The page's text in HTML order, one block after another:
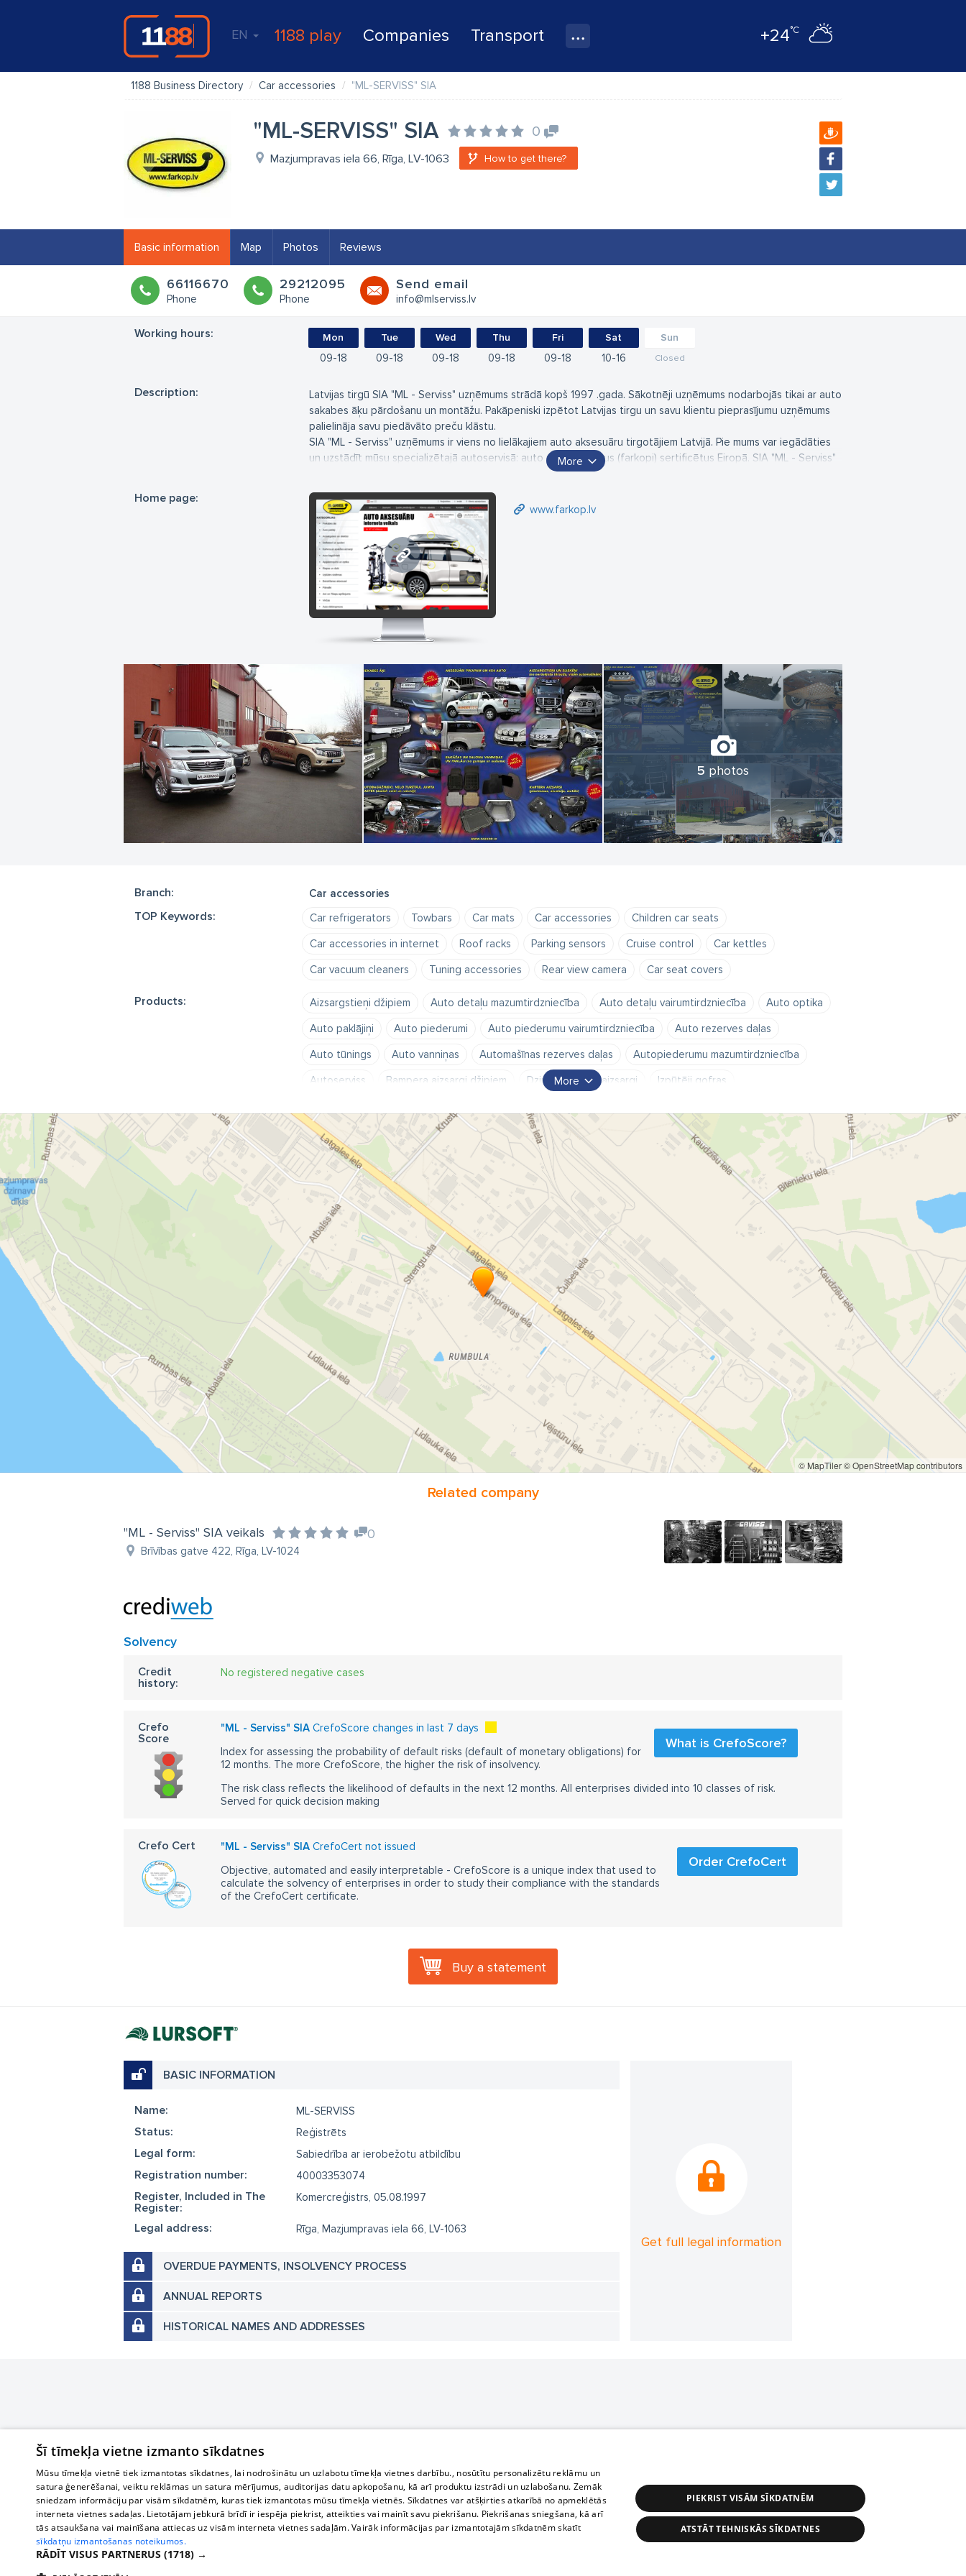
EN 1188 play Companies Transport +24°C
1188 Business Directory Car accessories "ML-SERVISS" SIA
"ML-SERVISS" SIA 0
Mazjumpravas iela 66, Rīga, LV-1063 How to get there?
Basic information Map Photos Reviews
66116670
Phone
29212095
Phone
Send email
info@mlserviss.lv
Working hours: Mon
09 18
Tue
09 18
Wed
09 18
Thu
09 18
Fri
09 18
Sat
10 16
Sun
Closed
Description:
Latvijas tirgū SIA "ML - Serviss" uzņēmums strādā kopš 1997 .gada. Sākotnēji uzņēmums nodarbojās tikai ar auto
sakabes āķu pārdošanu un montāžu. Pakāpeniski izpētot Latvijas tirgu un savu klientu pieprasījumu uzņēmums
palielināja savu piedāvāto preču klāstu.
SIA "ML - Serviss" uzņēmums ir viens no lielākajiem auto aksesuāru tirgotājiem Latvijā. Pie mums var iegādāties
un uzstādīt mūsu specializētajā autoservisā: auto piekabes āķus (farkopi) sertificētus Eiropā. SIA "ML - Serviss"
ir oficiālais dīleris Baltijas valstīs auto sakabes āķu ražotāj firmai Auto-Hak (Polija). Kartera aizsargus – metāla un
plastmasas, jumta bagāžniekus, jumta kastes, velo turētājus, auto paklājiņus salonā un bagāžniekā, piedāvājumā
ir vanniņas un auduma, vējsargus uz logiem, kapota aizsargus, aizmugures spoilerus. Metec - aizsargstieņi,
sliekšņi džipiem un mikroautobusiem no nerūsējoša tērauda - SIA "ML Serviss" ir oficiālais dīleris "Metec"
(Igaunija)., 4x4 džipu aprīkojums, izpūtējus, gofras, katalizatorus un citus auto aksesuāri.
Esiet laipni gaidīti mūsu auto aksesuāru centrā!
More
Home page:
www.farkop.lv
www.farkop.lv
5 photos
Branch: Car accessories
TOP Keywords: Car refrigerators Towbars Car mats Car accessories
Children car seats
Car accessories in internet
Roof racks Parking sensors Cruise control
Car kettles
Car vacuum cleaners
Tuning accessories Rear view camera Car seat covers
Products: Aizsargstieņi džipiem Auto detaļu mazumtirdzniecība Auto detaļu vairumtirdzniecība
Auto optika
Auto paklājiņi
Auto piederumi Auto piederumu vairumtirdzniecība
Auto rezerves daļas
Auto tūnings
Auto vanniņas Automašīnas rezerves daļas
Autopiederumu mazumtirdzniecība
Autoserviss
Bampera aizsargi džipiem Dzinēja kartera aizsargi
Izpūtēji gofras
Sliekšņi
Tūninga aksesuāri Virsbūves detaļas Vējsargi uz kapota
Vējsargi uz logiem
auto daļas
auto detaļas auto veikals autopreces lietotas rezerves daļas rezerves daļas
More
© MapTiler© OpenStreetMap contributors
Related company
"ML - Serviss" SIA veikals 0
Brīvības gatve 422, Rīga, LV-1024
Solvency
Credit
history:
No registered negative cases
Crefo
Score
"ML - Serviss" SIA CrefoScore changes in last 7 days
What is CrefoScore?
Index for assessing the probability of default risks (default of monetary obligations) for
12 months. The more CrefoScore, the higher the risk of insolvency.
The risk class reflects the likelihood of defaults in the next 12 months. All enterprises divided into 10 classes of risk.
Served for quick decision making
Crefo Cert "ML - Serviss" SIA CrefoCert not issued
Order CrefoCert
Objective, automated and easily interpretable - CrefoScore is a unique index that used to
calculate the solvency of enterprises in order to study their compliance with the standards
of the CrefoCert certificate.
Buy a statement
BASIC INFORMATION
Name: ML-SERVISS
Status: Reģistrēts
Legal form: Sabiedrība ar ierobežotu atbildību
Registration number: 40003353074
Register, Included in The
Register:
Komercreģistrs, 05.08.1997
Legal address: Rīga, Mazjumpravas iela 66, LV-1063
OVERDUE PAYMENTS, INSOLVENCY PROCESS
ANNUAL REPORTS
HISTORICAL NAMES AND ADDRESSES
Get full legal information
Šī tīmekļa vietne izmanto sīkdatnes
Mūsu tīmekļa vietnē tiek izmantotas sīkdatnes, lai nodrošinātu un uzlabotu tīmekļa vietnes darbību., nosūtītu personalizētu reklāmu un
satura ģenerēšanai, veiktu reklāmas un satura mērījumus, auditorijas datu apkopošanu, kā arī produktu izstrādi un uzlabošanu. Zemāk
sniedzam informāciju par visām sīkdatnēm, kuras tiek izmantotas mūsu tīmekļa vietnēs. Sīkdatnes var atšķirties atkarībā no apmeklētās
interneta vietnes sadaļas. Lietotājam jebkurā brīdī ir iespēja piekrist, atteikties vai mainīt savu piekrišanu. Piekrišanas sniegšana, kā arī
tās atsaukšana vai mainīšana attiecas uz visām interneta vietnes sadaļām. Vairāk informācijas par izmantotajām sīkdatnēm skatīt
sīkdatņu izmantošanas noteikumos.
RĀDĪT VISUS PARTNERUS (1718) →
PIEKRIST VISĀM SĪKDATNĒM
ATSTĀT TEHNISKĀS SĪKDATNES